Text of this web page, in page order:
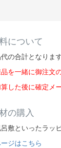
について
の合計となりま
を一緒に御注文
した後に確定メ
の購入
敷といったラッ
ジはこちら